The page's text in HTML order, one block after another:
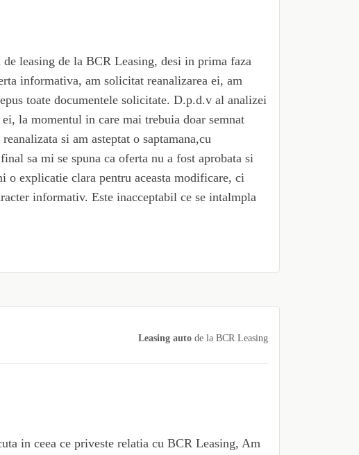
leasing de la BCR Leasing, desi in prima faza
informativa, am solicitat reanalizarea ei, am
toate documentele solicitate. D.p.d.v al analizei
la momentul in care mai trebuia doar semnat
si am asteptat o saptamana,cu
sa mi se spuna ca oferta nu a fost aprobata si
o explicatie clara pentru aceasta modificare, ci
informativ. Este inacceptabil ce se intalmpla
Leasing auto de la BCR Leasing
in ceea ce priveste relatia cu BCR Leasing, Am